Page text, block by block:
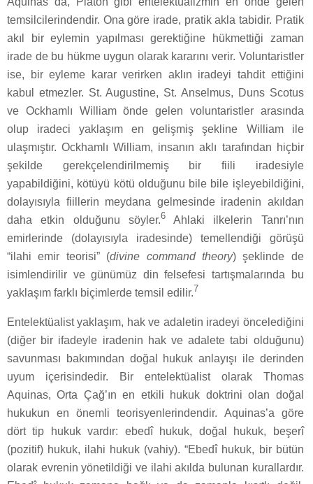
temsilcilerindendir. Ona göre irade, pratik akla tabidir. Pratik
akıl bir eylemin yapılması gerektiğine hükmettiği zaman
irade de bu hükme uygun olarak kararını verir. Voluntaristler
ise, bir eyleme karar verirken aklın iradeyi tahdit ettiğini
kabul etmezler. St. Augustine, St. Anselmus, Duns Scotus
ve Ockhamlı William önde gelen voluntaristler arasında
olup iradeci yaklaşım en gelişmiş şekline William ile
ulaşmıştır. Ockhamlı William, insanın aklı tarafından hiçbir
şekilde gerekçelendirilmemiş bir fiili iradesiyle
yapabildiğini, kötüyü kötü olduğunu bile bile işleyebildiğini,
dolayısıyla fiillerin meydana gelmesinde iradenin akıldan
daha etkin olduğunu söyler.6Ahlaki ilkelerin Tanrı’nın
emirlerinde (dolayısıyla iradesinde) temellendiği görüşü
“ilahi emir teorisi” (divine command theory) şeklinde de
isimlendirilir ve günümüz din felsefesi tartışmalarında bu
yaklaşım farklı biçimlerde temsil edilir.7
Entelektüalist yaklaşım, hak ve adaletin iradeyi öncelediğini
(diğer bir ifadeyle iradenin hak ve adalete tabi olduğunu)
savunması bakımından doğal hukuk anlayışı ile derinden
uyum içerisindedir. Bir entelektüalist olarak Thomas
Aquinas, Orta Çağ’ın en etkili hukuk doktrini olan doğal
hukukun en önemli teorisyenlerindendir. Aquinas’a göre
dört tip hukuk vardır: ebedî hukuk, doğal hukuk, beşerî
(pozitif) hukuk, ilahi hukuk (vahiy). “Ebedî hukuk, bir bütün
olarak evrenin yönetildiği ve ilahi akılda bulunan kurallardır.